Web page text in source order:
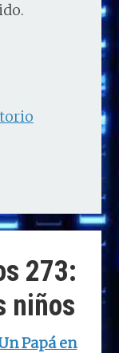
273:
niños
Papá en